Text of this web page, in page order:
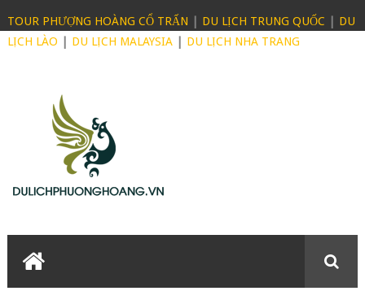
TOUR PHƯỢNG HOÀNG CỔ TRẤN DU LỊCH TRUNG QUỐC
DU
LỊCH LÀO
DU LỊCH MALAYSIA| DU LỊCH NHA TRANG